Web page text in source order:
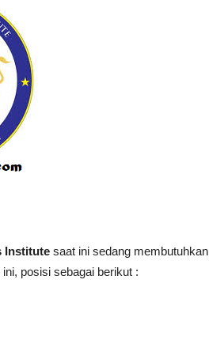
Institute saat ini sedang membutuhkan
posisi sebagai berikut :